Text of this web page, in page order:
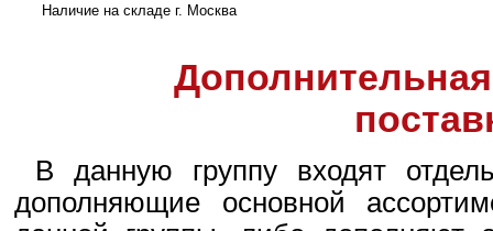
Наличие на складе г. Москва
В данную группу входят
дополняющие основной